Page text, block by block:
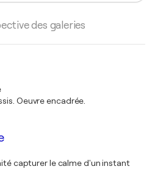
des galeries
Oeuvre encadrée.
capturer le calme d'un instant